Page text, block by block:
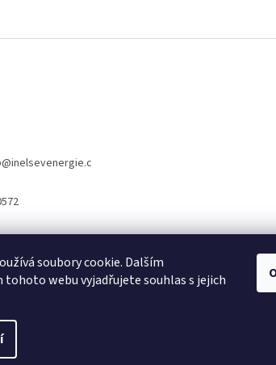
soubory cookie. Dalším
tohoto webu vyjadřujete souhlas s jejich
@inelsevenergie.c
www.inelsevnergie.cz